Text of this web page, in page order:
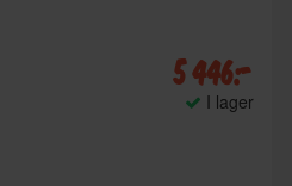
5 446:-
I lager